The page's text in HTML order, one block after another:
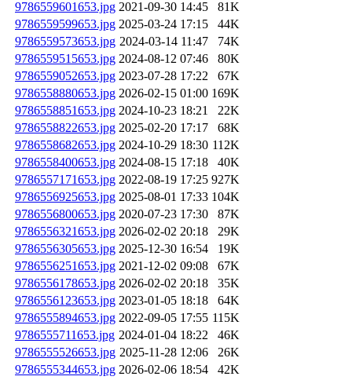
9786559601653.jpg 2021-09-30 14:45
81K
9786559599653.jpg 2025-03-24 17:15
44K
9786559573653.jpg 2024-03-14 11:47
74K
9786559515653.jpg 2024-08-12 07:46
80K
9786559052653.jpg 2023-07-28 17:22
67K
9786558880653.jpg 2026-02-15 01:00 169K
9786558851653.jpg 2024-10-23 18:21
22K
9786558822653.jpg 2025-02-20 17:17
68K
9786558682653.jpg 2024-10-29 18:30 112K
9786558400653.jpg 2024-08-15 17:18
40K
9786557171653.jpg 2022-08-19 17:25 927K
9786556925653.jpg 2025-08-01 17:33 104K
9786556800653.jpg 2020-07-23 17:30
87K
9786556321653.jpg 2026-02-02 20:18
29K
9786556305653.jpg 2025-12-30 16:54
19K
9786556251653.jpg 2021-12-02 09:08
67K
9786556178653.jpg 2026-02-02 20:18
35K
9786556123653.jpg 2023-01-05 18:18
64K
9786555894653.jpg 2022-09-05 17:55 115K
9786555711653.jpg 2024-01-04 18:22
46K
9786555526653.jpg 2025-11-28 12:06
26K
9786555344653.jpg 2026-02-06 18:54
42K